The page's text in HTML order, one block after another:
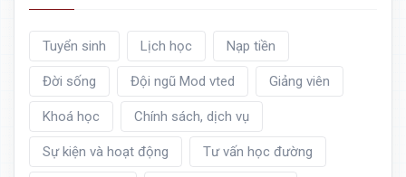
Tuyển sinh Lịch học Nạp tiền
Đời sống Đội ngũ Mod vted Giảng viên
Khoá học Chính sách, dịch vụ
Sự kiện và hoạt động Tư vấn học đường